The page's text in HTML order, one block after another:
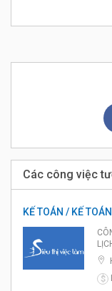
Các công việc
KẾ TOÁN / KẾ
$